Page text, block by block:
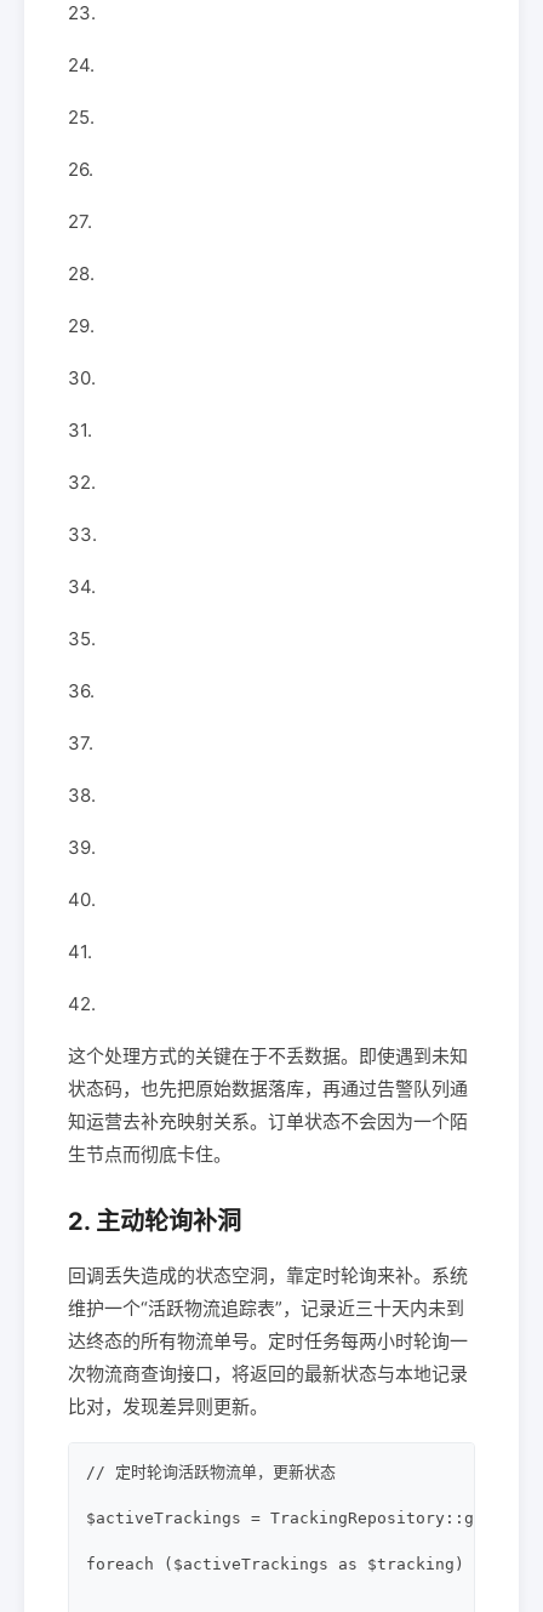
23.
24.
25.
26.
27.
28.
29.
30.
31.
32.
33.
34.
35.
36.
37.
38.
39.
40.
41.
42.
这个处理方式的关键在于不丢数据。即使遇到未知
状态码，也先把原始数据落库，再通过告警队列通
知运营去补充映射关系。订单状态不会因为一个陌
生节点而彻底卡住。
2. 主动轮询补洞
回调丢失造成的状态空洞，靠定时轮询来补。系统
维护一个“活跃物流追踪表”，记录近三十天内未到
达终态的所有物流单号。定时任务每两小时轮询一
次物流商查询接口，将返回的最新状态与本地记录
比对，发现差异则更新。
// 定时轮询活跃物流单，更新状态
$activeTrackings =
foreach ($activeTrackings as $tracking) {